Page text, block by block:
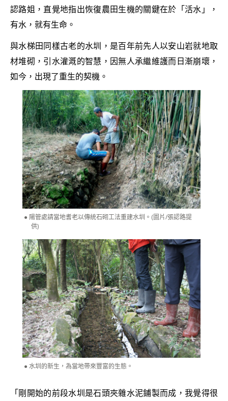
認路姐，直覺地指出恢復農田生機的關鍵在於「活水」，
有水，就有生命。
與水梯田同樣古老的水圳，是百年前先人以安山岩就地取
材堆砌，引水灌溉的智慧，因無人承繼維護而日漸崩壞，
如今，出現了重生的契機。
陽管處請當地耆老以傳統石砌工法重建水圳。(圖片/張認路提
供)
水圳的新生，為當地帶來豐富的生態。
「剛開始的前段水圳是石頭夾雜水泥鋪製而成，我覺得很